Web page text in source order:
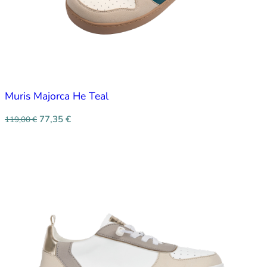
Muris Majorca He Teal
119,00€ 77,35 €